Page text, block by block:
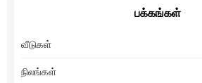
பக்கங்கள்
வீடுகள்
நிலங்கள்